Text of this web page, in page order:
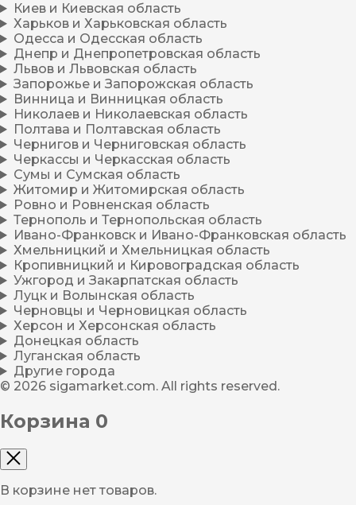
Киев и Киевская область
Харьков и Харьковская область
Одесса и Одесская область
Днепр и Днепропетровская область
Львов и Львовская область
Запорожье и Запорожская область
Винница и Винницкая область
Николаев и Николаевская область
Полтава и Полтавская область
Чернигов и Черниговская область
Черкассы и Черкасская область
Сумы и Сумская область
Житомир и Житомирская область
Ровно и Ровненская область
Тернополь и Тернопольская область
Ивано-Франковск и Ивано-Франковская область
Хмельницкий и Хмельницкая область
Кропивницкий и Кировоградская область
Ужгород и Закарпатская область
Луцк и Волынская область
Черновцы и Черновицкая область
Херсон и Херсонская область
Донецкая область
Луганская область
Другие города
© 2026 sigamarket.com. All rights reserved.
Корзина 0
В корзине нет товаров.